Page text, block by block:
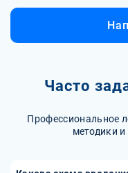
Часто
Профессиональное
методики